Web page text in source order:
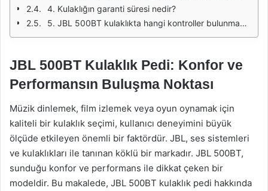
4. Kulaklığın garanti süresi nedir?
5. JBL 500BT kulaklıkta hangi kontroller bulunmaktadır?
JBL 500BT Kulaklık Pedi: Konfor ve
Performansın Buluşma Noktası
Müzik dinlemek, film izlemek veya oyun oynamak için
kaliteli bir kulaklık seçimi, kullanıcı deneyimini büyük
ölçüde etkileyen önemli bir faktördür. JBL, ses sistemleri
ve kulaklıkları ile tanınan köklü bir markadır. JBL 500BT,
sunduğu konfor ve performans ile dikkat çeken bir
modeldir. Bu makalede, JBL 500BT kulaklık pedi hakkında